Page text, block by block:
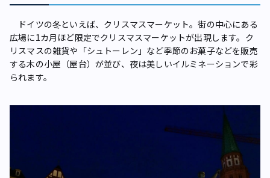
ドイツの冬といえば、クリスマスマーケット。街の中心にある
広場に1カ月ほど限定でクリスマスマーケットが出現します。ク
リスマスの雑貨や「シュトーレン」など季節のお菓子などを販売
する木の小屋（屋台）が並び、夜は美しいイルミネーションで彩
られます。